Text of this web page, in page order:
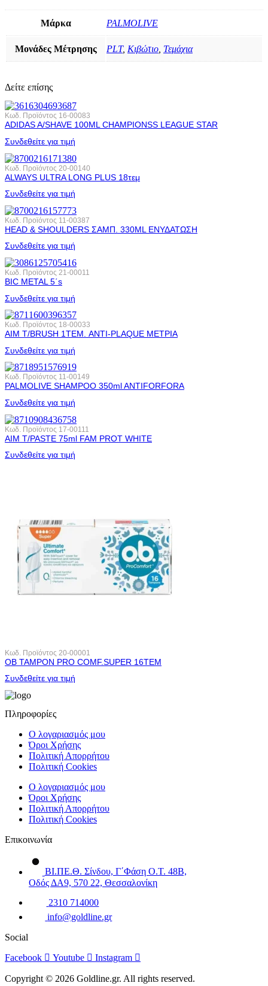
Μάρκα PALMOLIVE
Μονάδες Μέτρησης PLT, Κιβώτιο Τεμάχια
Δείτε επίσης
Κωδ. Προϊόντος 16-00083
ADIDAS A/SHAVE 100ML CHAMPIONSS LEAGUE STAR
Συνδεθείτε για τιμή
Κωδ. Προϊόντος 20-00140
ALWAYS ULTRA LONG PLUS 18τεμ
Συνδεθείτε για τιμή
Κωδ. Προϊόντος 11-00387
HEAD & SHOULDERS ΣΑΜΠ. 330ML ΕΝΥΔΑΤΩΣΗ
Συνδεθείτε για τιμή
Κωδ. Προϊόντος 21-00011
BIC METAL 5΄s
Συνδεθείτε για τιμή
Κωδ. Προϊόντος 18-00033
AIM T/BRUSH 1ΤΕΜ. ANTI-PLAQUE ΜΕΤΡΙΑ
Συνδεθείτε για τιμή
Κωδ. Προϊόντος 11-00149
PALMOLIVE SHAMPOO 350ml ANTIFORFORA
Συνδεθείτε για τιμή
Κωδ. Προϊόντος 17-00111
AIM T/PASTE 75ml FAM PROT WHITE
Συνδεθείτε για τιμή
Κωδ. Προϊόντος 20-00001
OB ΤΑΜΡΟΝ PRO COMF.SUPER 16ΤΕΜ
Συνδεθείτε για τιμή
Πληροφορίες
Ο λογαριασμός μου
Όροι Χρήσης
Πολιτική Απορρήτου
Πολιτική Cookies
Ο λογαριασμός μου
Όροι Χρήσης
Πολιτική Απορρήτου
Πολιτική Cookies
Επικοινωνία
ΒΙ.ΠΕ.Θ. Σίνδου, Γ΄Φάση Ο.Τ. 48Β,
Οδός ΔΑ9, 570 22, Θεσσαλονίκη
2310 714000
info@goldline.gr
Social
Facebook Youtube Instagram
Copyright © 2026 Goldline.gr. All rights reserved.